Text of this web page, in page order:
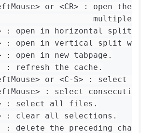
or <CR> : open the
multiple
: open in horizontal split
: open in vertical split
: open in new tabpage.
: refresh the cache.
or <C-S> : select
: select
: select all files.
: clear all selections.
: delete the preceding